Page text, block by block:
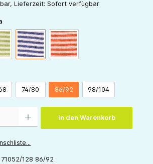
Lieferzeit: Sofort verfügbar
naturmarine-naturorange-natur
74/80 86/92 98/104
In den Warenkorb
71052/128 86/92